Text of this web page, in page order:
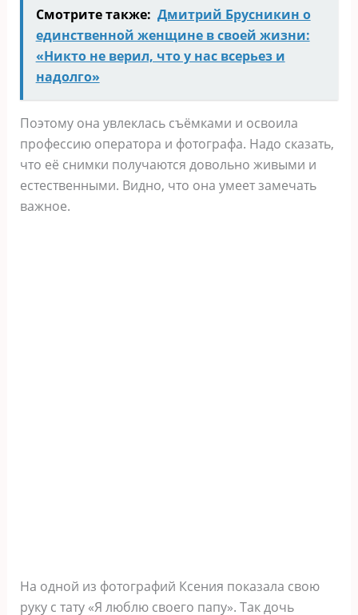
Смотрите также: Дмитрий Брусникин о
единственной женщине в своей жизни:
«Никто не верил, что у нас всерьез и
надолго»
Поэтому она увлеклась съёмками и освоила
профессию оператора и фотографа. Надо сказать,
что её снимки получаются довольно живыми и
естественными. Видно, что она умеет замечать
важное.
На одной из фотографий Ксения показала свою
руку с тату «Я люблю своего папу». Так дочь